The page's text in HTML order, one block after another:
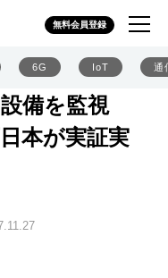
無料会員登録
6G IoT 通
備を監視
本が実証実